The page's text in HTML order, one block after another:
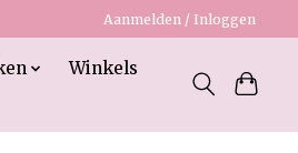
Aanmelden / Inloggen
Winkels